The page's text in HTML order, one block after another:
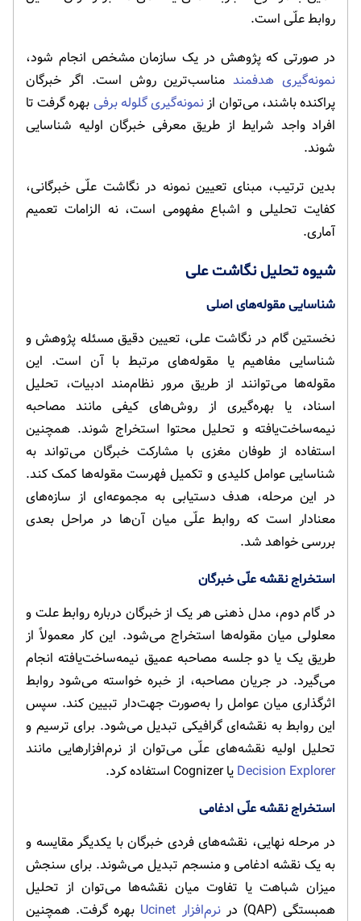
روابط علّی است.
در صورتی که پژوهش در یک سازمان مشخص انجام شود،
نمونه‌گیری هدفمندمناسب‌ترین روش است. اگر خبرگان
پراکنده باشند، می‌توان از نمونه‌گیری گلوله برفی بهره گرفت تا
افراد واجد شرایط از طریق معرفی خبرگان اولیه شناسایی
شوند.
بدین ترتیب، مبنای تعیین نمونه در نگاشت علّی خبرگانی،
کفایت تحلیلی و اشباع مفهومی است، نه الزامات تعمیم
آماری.
شیوه تحلیل نگاشت علی
شناسایی مقوله‌های اصلی
نخستین گام در نگاشت علی، تعیین دقیق مسئله پژوهش و
شناسایی مفاهیم یا مقوله‌های مرتبط با آن است. این
مقوله‌ها می‌توانند از طریق مرور نظام‌مند ادبیات، تحلیل
اسناد، یا بهره‌گیری از روش‌های کیفی مانند مصاحبه
نیمه‌ساخت‌یافته و تحلیل محتوا استخراج شوند. همچنین
استفاده از طوفان مغزی با مشارکت خبرگان می‌تواند به
شناسایی عوامل کلیدی و تکمیل فهرست مقوله‌ها کمک کند.
در این مرحله، هدف دستیابی به مجموعه‌ای از سازه‌های
معنادار است که روابط علّی میان آن‌ها در مراحل بعدی
بررسی خواهد شد.
استخراج نقشه علّی خبرگان
در گام دوم، مدل ذهنی هر یک از خبرگان درباره روابط علت و
معلولی میان مقوله‌ها استخراج می‌شود. این کار معمولاً از
طریق یک یا دو جلسه مصاحبه عمیق نیمه‌ساخت‌یافته انجام
می‌گیرد. در جریان مصاحبه، از خبره خواسته می‌شود روابط
اثرگذاری میان عوامل را به‌صورت جهت‌دار تبیین کند. سپس
این روابط به نقشه‌ای گرافیکی تبدیل می‌شود. برای ترسیم و
تحلیل اولیه نقشه‌های علّی می‌توان از نرم‌افزارهایی مانند
Decision Explorer یا Cognizer استفاده کرد.
استخراج نقشه علّی ادغامی
در مرحله نهایی، نقشه‌های فردی خبرگان با یکدیگر مقایسه و
به یک نقشه ادغامی و منسجم تبدیل می‌شوند. برای سنجش
میزان شباهت یا تفاوت میان نقشه‌ها می‌توان از تحلیل
همبستگی (QAP) در
نرم‌افزار Ucinet
بهره گرفت. همچنین